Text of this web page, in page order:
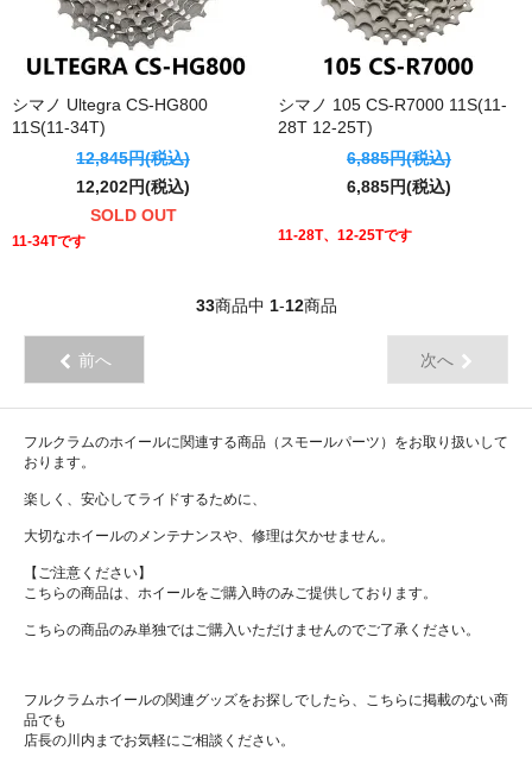
シマノ Ultegra CS-HG800
11S(11-34T)
12,845円(税込)
12,202円(税込)
SOLD OUT
11-34Tです
シマノ 105 CS-R7000 11S(11-
28T 12-25T)
6,885円(税込)
6,885円(税込)
11-28T、12-25Tです
33商品中 1-12商品
前へ 次へ
フルクラムのホイールに関連する商品（スモールパーツ）をお取り扱いして
おります。
楽しく、安心してライドするために、
大切なホイールのメンテナンスや、修理は欠かせません。
【ご注意ください】
こちらの商品は、ホイールをご購入時のみご提供しております。
こちらの商品のみ単独ではご購入いただけませんのでご了承ください。
フルクラムホイールの関連グッズをお探しでしたら、こちらに掲載のない商
品でも
店長の川内までお気軽にご相談ください。